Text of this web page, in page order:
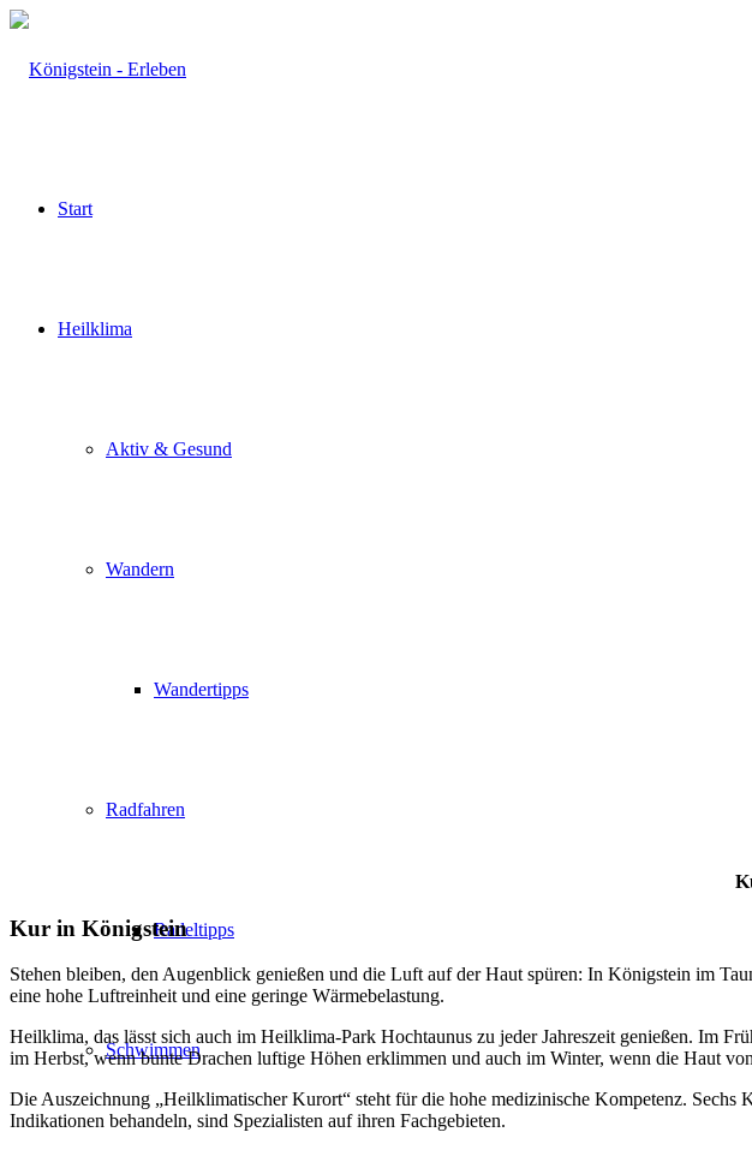
Start
Heilklima
Aktiv & Gesund
Wandern
Wandertipps
Radfahren
Radeltipps
Schwimmen
Kur in Königstein
Stehen bleiben, den Augenblick genießen und die Luft auf der Haut spüren: In Königstein im
eine hohe Luftreinheit und eine geringe Wärmebelastung.
Heilklima, das lässt sich auch im Heilklima-Park Hochtaunus zu jeder Jahreszeit genießen. Im
im Herbst, wenn bunte Drachen luftige Höhen erklimmen und auch im Winter, wenn die Haut
Die Auszeichnung „Heilklimatischer Kurort“ steht für die hohe medizinische Kompetenz.
Indikationen behandeln, sind Spezialisten auf ihren Fachgebieten.